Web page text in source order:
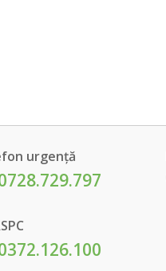
urgență